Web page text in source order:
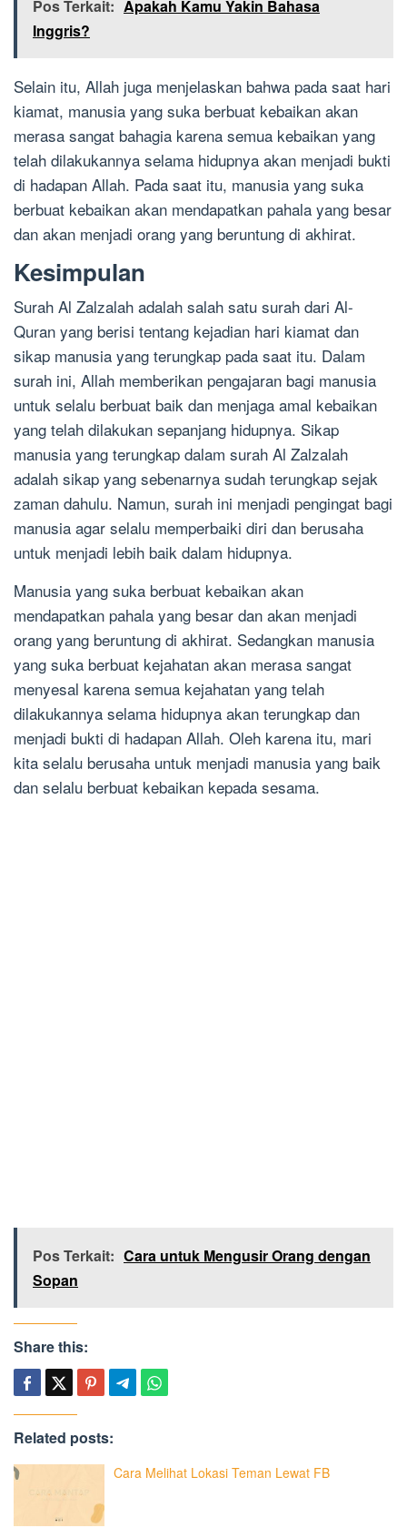
Pos Terkait: Apakah Kamu Yakin Bahasa
Inggris?
Selain itu, Allah juga menjelaskan bahwa pada saat hari
kiamat, manusia yang suka berbuat kebaikan akan
merasa sangat bahagia karena semua kebaikan yang
telah dilakukannya selama hidupnya akan menjadi bukti
di hadapan Allah. Pada saat itu, manusia yang suka
berbuat kebaikan akan mendapatkan pahala yang besar
dan akan menjadi orang yang beruntung di akhirat.
Kesimpulan
Surah Al Zalzalah adalah salah satu surah dari Al-
Quran yang berisi tentang kejadian hari kiamat dan
sikap manusia yang terungkap pada saat itu. Dalam
surah ini, Allah memberikan pengajaran bagi manusia
untuk selalu berbuat baik dan menjaga amal kebaikan
yang telah dilakukan sepanjang hidupnya. Sikap
manusia yang terungkap dalam surah Al Zalzalah
adalah sikap yang sebenarnya sudah terungkap sejak
zaman dahulu. Namun, surah ini menjadi pengingat bagi
manusia agar selalu memperbaiki diri dan berusaha
untuk menjadi lebih baik dalam hidupnya.
Manusia yang suka berbuat kebaikan akan
mendapatkan pahala yang besar dan akan menjadi
orang yang beruntung di akhirat. Sedangkan manusia
yang suka berbuat kejahatan akan merasa sangat
menyesal karena semua kejahatan yang telah
dilakukannya selama hidupnya akan terungkap dan
menjadi bukti di hadapan Allah. Oleh karena itu, mari
kita selalu berusaha untuk menjadi manusia yang baik
dan selalu berbuat kebaikan kepada sesama.
Pos Terkait: Cara untuk Mengusir Orang dengan
Sopan
Share this:
Related posts:
Cara Melihat Lokasi Teman Lewat FB